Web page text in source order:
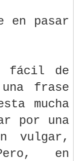
en pasar
fácil de
frase
mucha
por una
vulgar,
en